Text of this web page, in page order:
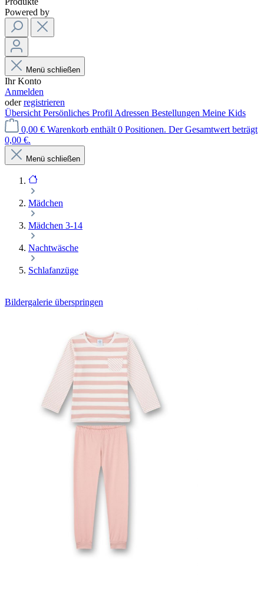
Powered by
Menü schließen
Ihr Konto
Anmelden
oderregistrieren
Übersicht Persönliches Profil Adressen Bestellungen Meine Kids
0,00 € Warenkorb enthält 0 Positionen. Der Gesamtwert beträgt
0,00 €.
Menü schließen
Mädchen
Mädchen 3-14
Nachtwäsche
Schlafanzüge
Bildergalerie überspringen